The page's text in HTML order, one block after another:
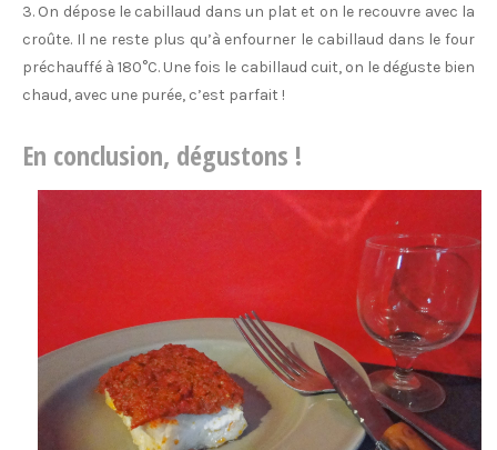
3. On dépose le cabillaud dans un plat et on le recouvre avec la
croûte. Il ne reste plus qu’à enfourner le cabillaud dans le four
préchauffé à 180°C. Une fois le cabillaud cuit, on le déguste bien
chaud, avec une purée, c’est parfait !
En conclusion, dégustons !